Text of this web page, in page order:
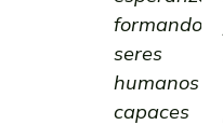
formando
seres
humanos
capaces